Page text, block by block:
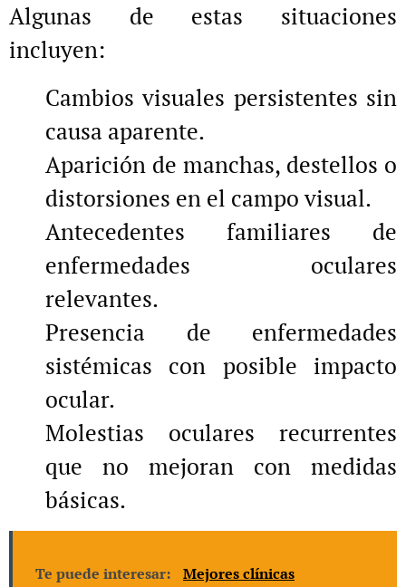
Algunas de estas situaciones
incluyen:
Cambios visuales persistentes sin
causa aparente.
Aparición de manchas, destellos o
distorsiones en el campo visual.
Antecedentes familiares de
enfermedades oculares
relevantes.
Presencia de enfermedades
sistémicas con posible impacto
ocular.
Molestias oculares recurrentes
que no mejoran con medidas
básicas.
Te puede interesar:
Mejores clínicas